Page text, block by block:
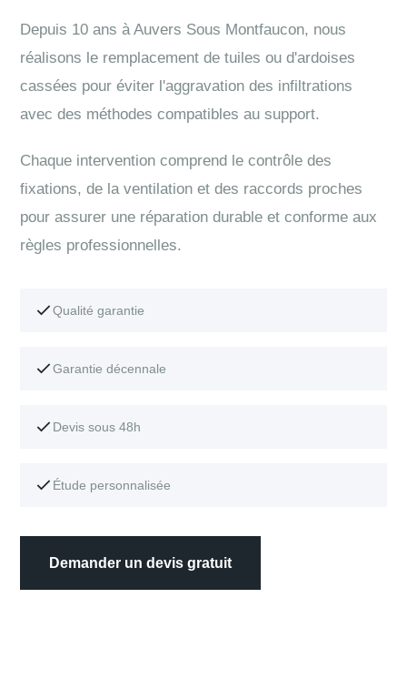
Depuis 10 ans à Auvers Sous Montfaucon, nous
réalisons le remplacement de tuiles ou d'ardoises
cassées pour éviter l'aggravation des infiltrations
avec des méthodes compatibles au support.
Chaque intervention comprend le contrôle des
fixations, de la ventilation et des raccords proches
pour assurer une réparation durable et conforme aux
règles professionnelles.
Qualité garantie
Garantie décennale
Devis sous 48h
Étude personnalisée
Demander un devis gratuit